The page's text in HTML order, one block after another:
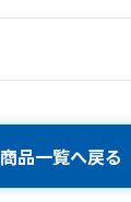
商品一覧へ戻る